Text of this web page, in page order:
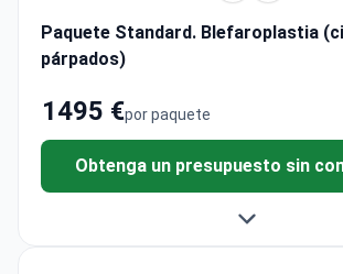
Paquete Standard. Blefaroplastia
párpados)
por paquete
1495 €
Obtenga un presupuesto sin